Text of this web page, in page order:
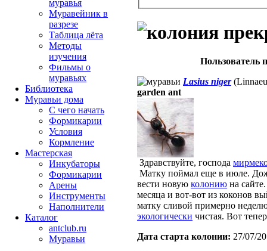
Пользователь
Lasius niger
garden ant
Здравствуйте, господа
Матку поймал еще в июле.
вести новую колонию на
месяца и вот-вот из коконов
матку сливой примерно
экологически чистая. Вот
Дата старта кoлонии: 27/07/
муравья
Муравейник в
разрезе
Таблица лёта
Методы
изучения
Фильмы о
муравьях
Библиотека
Муравьи дома
С чего начать
Формикарии
Условия
Кормление
Мастерская
Инкубаторы
Формикарии
Арены
Инструменты
Наполнители
Каталог
antclub.ru
Муравьи